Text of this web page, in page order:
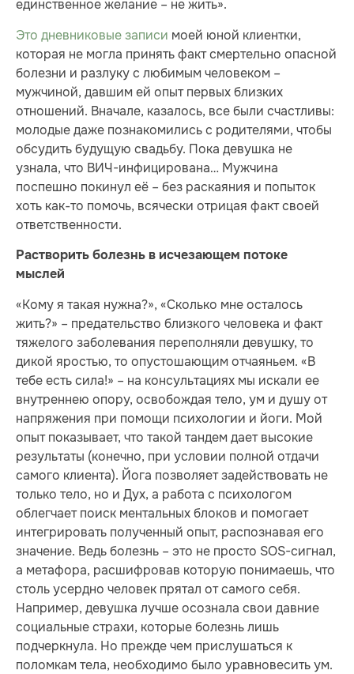
единственное желание – не жить».
Это дневниковые записи моей юной клиентки,
которая не могла принять факт смертельно опасной
болезни и разлуку с любимым человеком –
мужчиной, давшим ей опыт первых близких
отношений. Вначале, казалось, все были счастливы:
молодые даже познакомились с родителями, чтобы
обсудить будущую свадьбу. Пока девушка не
узнала, что ВИЧ-инфицирована… Мужчина
поспешно покинул её – без раскаяния и попыток
хоть как-то помочь, всячески отрицая факт своей
ответственности.
Растворить болезнь в исчезающем потоке
мыслей
«Кому я такая нужна?», «Сколько мне осталось
жить?» – предательство близкого человека и факт
тяжелого заболевания переполняли девушку, то
дикой яростью, то опустошающим отчаяньем. «В
тебе есть сила!» – на консультациях мы искали ее
внутреннею опору, освобождая тело, ум и душу от
напряжения при помощи психологии и йоги. Мой
опыт показывает, что такой тандем дает высокие
результаты (конечно, при условии полной отдачи
самого клиента). Йога позволяет задействовать не
только тело, но и Дух, а работа с психологом
облегчает поиск ментальных блоков и помогает
интегрировать полученный опыт, распознавая его
значение. Ведь болезнь – это не просто SOS-сигнал,
а метафора, расшифровав которую понимаешь, что
столь усердно человек прятал от самого себя.
Например, девушка лучше осознала свои давние
социальные страхи, которые болезнь лишь
подчеркнула. Но прежде чем прислушаться к
поломкам тела, необходимо было уравновесить ум.